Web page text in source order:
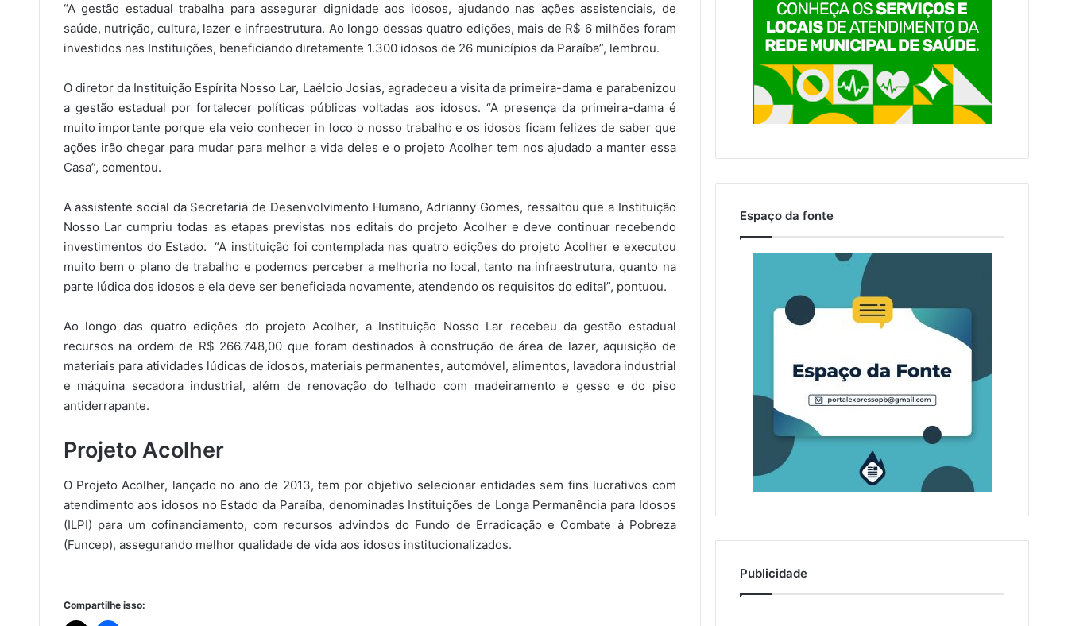
“A gestão estadual trabalha para assegurar dignidade aos idosos, ajudando nas ações assistenciais, de
saúde, nutrição, cultura, lazer e infraestrutura. Ao longo dessas quatro edições, mais de R$ 6 milhões foram
investidos nas Instituições, beneficiando diretamente 1.300 idosos de 26 municípios da Paraíba”, lembrou.
O diretor da Instituição Espírita Nosso Lar, Laélcio Josias, agradeceu a visita da primeira-dama e parabenizou
a gestão estadual por fortalecer políticas públicas voltadas aos idosos. “A presença da primeira-dama é
muito importante porque ela veio conhecer in loco o nosso trabalho e os idosos ficam felizes de saber que
ações irão chegar para mudar para melhor a vida deles e o projeto Acolher tem nos ajudado a manter essa
Casa”, comentou.
A assistente social da Secretaria de Desenvolvimento Humano, Adrianny Gomes, ressaltou que a Instituição
Nosso Lar cumpriu todas as etapas previstas nos editais do projeto Acolher e deve continuar recebendo
investimentos do Estado. “A instituição foi contemplada nas quatro edições do projeto Acolher e executou
muito bem o plano de trabalho e podemos perceber a melhoria no local, tanto na infraestrutura, quanto na
parte lúdica dos idosos e ela deve ser beneficiada novamente, atendendo os requisitos do edital”, pontuou.
Ao longo das quatro edições do projeto Acolher, a Instituição Nosso Lar recebeu da gestão estadual
recursos na ordem de R$ 266.748,00 que foram destinados à construção de área de lazer, aquisição de
materiais para atividades lúdicas de idosos, materiais permanentes, automóvel, alimentos, lavadora industrial
e máquina secadora industrial, além de renovação do telhado com madeiramento e gesso e do piso
antiderrapante.
Projeto Acolher
O Projeto Acolher, lançado no ano de 2013, tem por objetivo selecionar entidades sem fins lucrativos com
atendimento aos idosos no Estado da Paraíba, denominadas Instituições de Longa Permanência para Idosos
(ILPI) para um cofinanciamento, com recursos advindos do Fundo de Erradicação e Combate à Pobreza
(Funcep), assegurando melhor qualidade de vida aos idosos institucionalizados.
Compartilhe isso:
Espaço da fonte
Publicidade